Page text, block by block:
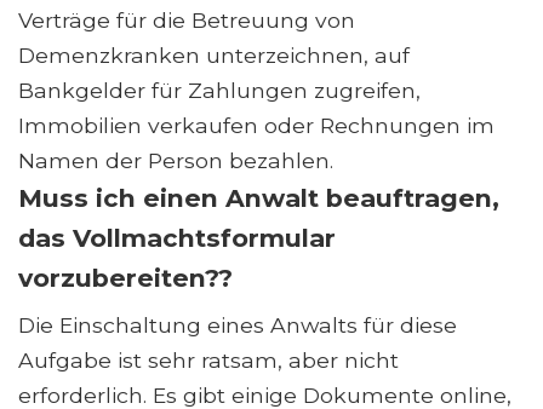
Verträge für die Betreuung von
Demenzkranken unterzeichnen, auf
Bankgelder für Zahlungen zugreifen,
Immobilien verkaufen oder Rechnungen im
Namen der Person bezahlen.
Muss ich einen Anwalt beauftragen,
das Vollmachtsformular
vorzubereiten??
Die Einschaltung eines Anwalts für diese
Aufgabe ist sehr ratsam, aber nicht
erforderlich. Es gibt einige Dokumente online,